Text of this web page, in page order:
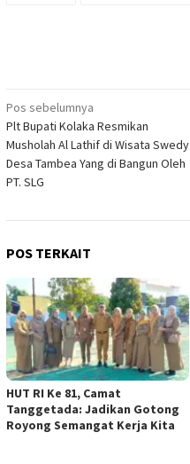
Navigasi
pos
Pos sebelumnya
Plt Bupati Kolaka Resmikan
Musholah Al Lathif di Wisata Swedy
Desa Tambea Yang di Bangun Oleh
PT. SLG
POS TERKAIT
HUT RI Ke 81, Camat
Tanggetada: Jadikan Gotong
Royong Semangat Kerja Kita